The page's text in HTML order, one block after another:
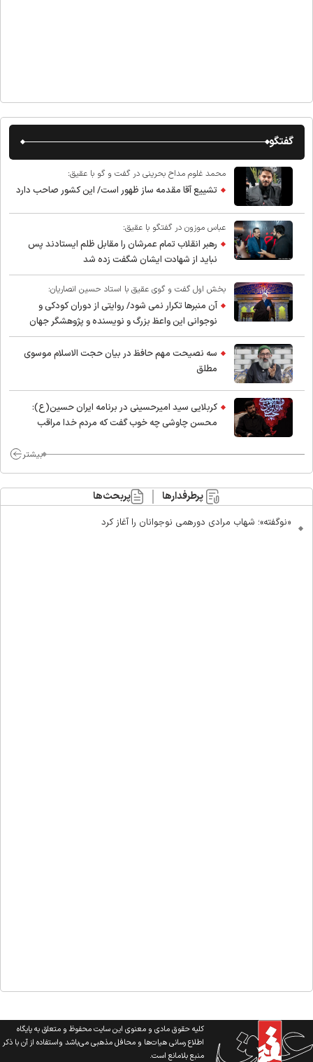
گفتگو
محمد غلوم مداح بحرینی در گفت و گو با عقیق:
تشییع آقا مقدمه ساز ظهور است/ این کشور صاحب دارد
عباس موزون در گفتگو با عقیق:
رهبر انقلاب تمام عمرشان را مقابل ظلم ایستادند پس
نباید از شهادت ایشان شگفت زده شد
بخش اول گفت و گوی عقیق با استاد حسین انصاریان:
آن منبرها تکرار نمی شود/ روایتی از دوران کودکی و
نوجوانی این واعظ بزرگ و نویسنده و پژوهشگر جهان
اسلام
سه نصیحت مهم حافظ در بیان حجت الاسلام موسوی
مطلق
کربلایی سید امیر‌حسینی در برنامه ایران حسین(ع):
محسن چاوشی چه خوب گفت که مردم خدا مراقب
بیشتر
پرطرفدارها پربحث‌ها
«نوگفته»؛ شهاب مرادی دورهمی نوجوانان را آغاز کرد
کلیه حقوق مادی و معنوی این سایت محفوظ و متعلق به پایگاه
اطلاع رسانی هیات‌ها و محافل مذهبی می‌باشد واستفاده از آن با ذکر
منبع بلامانع است.